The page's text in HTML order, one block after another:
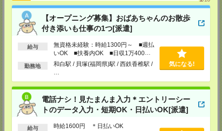
【オープニング募集】おばあちゃんのお散歩
付き添いも仕事の1つ[派遣]
給与
無資格未経験：時給1300円～ ■週払
いOK ■扶養内OK ■日収1万400円
以上
勤務地
和白駅 / 貝塚(福岡県)駅 / 西鉄香椎駅 /
気になる!
電話ナシ！見たまんま入力＊エントリーシー
トのデータ入力・短期OK・日払いOK[派遣]
給与 時給1600円 ＊日払いOK
メディカルケア事業部 小倉オフィス
福岡県北九州市小倉北区米町1-3-1 明治安田生命北九州ビル3F
TEL：0120-802-274
担当：採用担当
メディカルケア事業部 熊本オフィス
熊本県熊本市中央区花畑町1-7 MY熊本ビル2F 2-3号室
MAIL：tenshoku@nikken-ts.jp
担当：採用担当
登録交通費
★今ならご来社登録でQUOカード2000円分をプレゼント中★